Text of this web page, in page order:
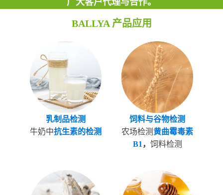
广大客户代理与合作。
BALLYA 产品应用
乳制品检测
牛奶中抗生素的检测
饲料与谷物检测
农场检测黄曲霉毒素
B1 ， 饲料检测